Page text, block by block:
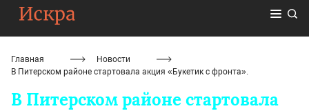
Главная
Новости
В Питерском районе стартовала акция «Букетик с фронта».
В Питерском районе стартовала